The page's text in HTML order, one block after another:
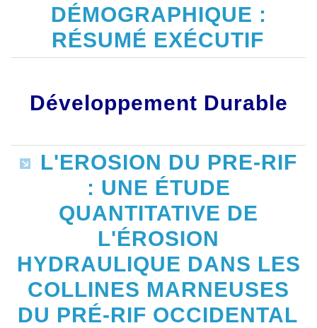
DÉMOGRAPHIQUE :
RÉSUMÉ EXÉCUTIF
Développement Durable
L'EROSION DU PRE-RIF
: UNE ÉTUDE
QUANTITATIVE DE
L'ÉROSION
HYDRAULIQUE DANS LES
COLLINES MARNEUSES
DU PRÉ-RIF OCCIDENTAL